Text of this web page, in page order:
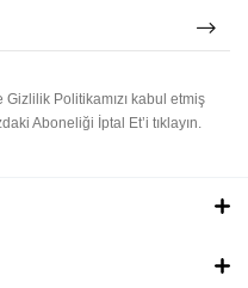
Gizlilik Politikamızı kabul etmiş
Aboneliği İptal Et’i tıklayın.